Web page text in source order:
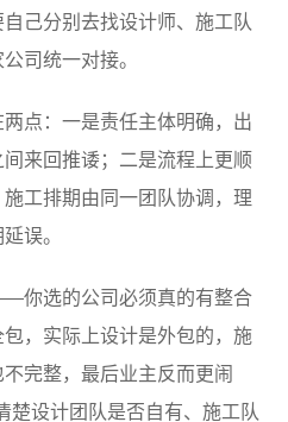
己分别去找设计师、施工队
司统一对接。
点：一是责任主体明确，出
来回推诿；二是流程上更顺
工排期由同一团队协调，理
误。
你选的公司必须真的有整合
，实际上设计是外包的，施
完整，最后业主反而更闹
楚设计团队是否自有、施工队